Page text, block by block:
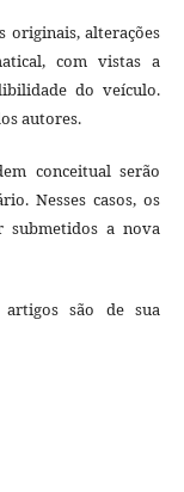
originais, alterações
com vistas a
do veículo.
autores.
conceitual serão
Nesses casos, os
submetidos a nova
são de sua